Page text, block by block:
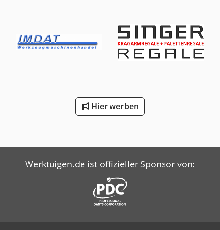
Hier werben
Werktuigen.de ist offizieller Sponsor von: